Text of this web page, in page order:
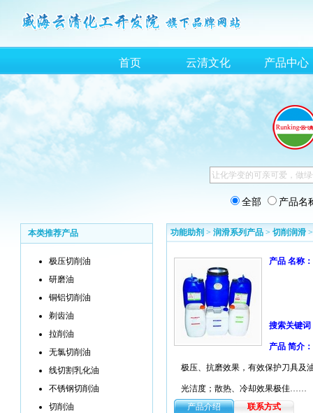
首页 云清文化 产品中心
全部 产品名
本类推荐产品
极压切削油
研磨油
铜铝切削油
剃齿油
拉削油
无氯切削油
线切割乳化油
不锈钢切削油
切削油
功能助剂 > 润滑系列产品 > 切削润滑
产品 名称：
搜索关键词
产品 简介：
极压、抗磨效果，有效保护刀具及
光洁度；散热、冷却效果极佳……
产品介绍
联系方式